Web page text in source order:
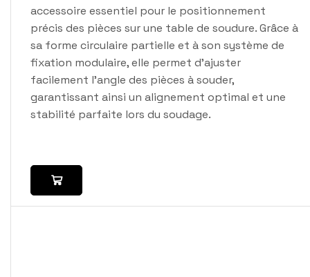
accessoire essentiel pour le positionnement
précis des pièces sur une table de soudure. Grâce à
sa forme circulaire partielle et à son système de
fixation modulaire, elle permet d’ajuster
facilement l’angle des pièces à souder,
garantissant ainsi un alignement optimal et une
stabilité parfaite lors du soudage.